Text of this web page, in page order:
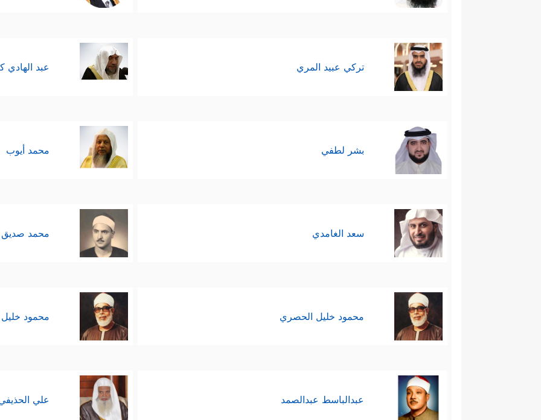
تركي عبيد المري عبد الهادي
بشر لطفي محمد أيوب
سعد الغامدي محمد صديق
محمود خليل الحصري محمود
عبدالباسط عبدالصمد علي